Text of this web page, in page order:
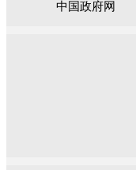
中国政府网